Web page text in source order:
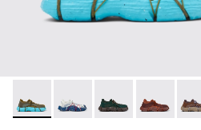
Roku - K100953-007 - Green,
Roku - K100953-014 -
Roku - K100953-
Roku -